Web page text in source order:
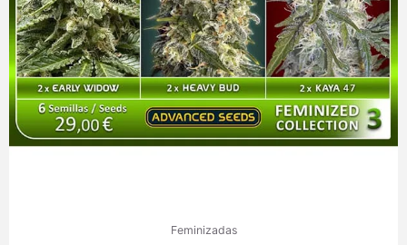
Feminizadas